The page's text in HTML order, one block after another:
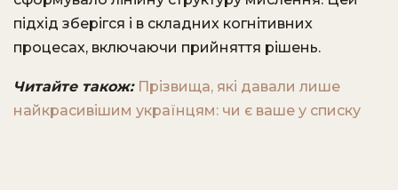
підхід зберігся і в складних когнітивних
процесах, включаючи прийняття рішень.
Читайте також: Прізвища, які давали лише
найкрасивішим українцям: чи є ваше у списку